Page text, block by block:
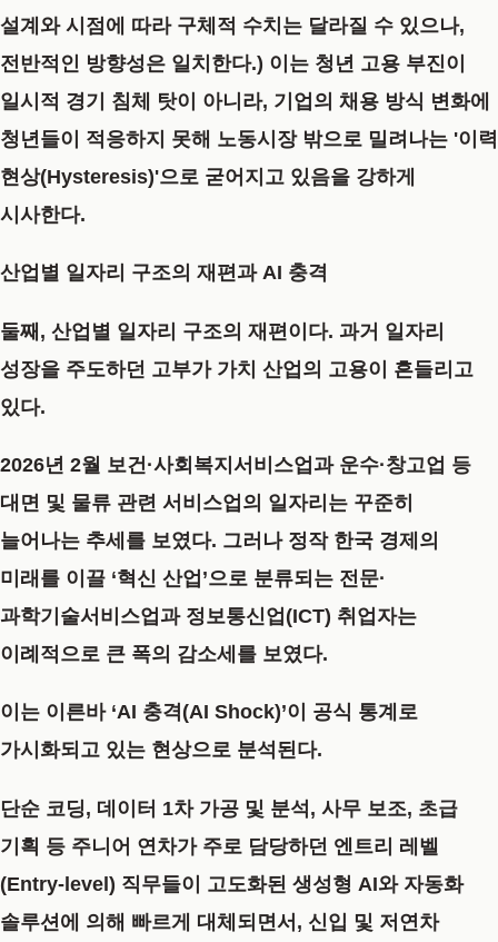
설계와 시점에 따라 구체적 수치는 달라질 수 있으나,
전반적인 방향성은 일치한다.) 이는 청년 고용 부진이
일시적 경기 침체 탓이 아니라, 기업의 채용 방식 변화에
청년들이 적응하지 못해 노동시장 밖으로 밀려나는 '이력
현상(Hysteresis)'으로 굳어지고 있음을 강하게
시사한다.
산업별 일자리 구조의 재편과 AI 충격
둘째, 산업별 일자리 구조의 재편이다. 과거 일자리
성장을 주도하던 고부가 가치 산업의 고용이 흔들리고
있다.
2026년 2월 보건·사회복지서비스업과 운수·창고업 등
대면 및 물류 관련 서비스업의 일자리는 꾸준히
늘어나는 추세를 보였다. 그러나 정작 한국 경제의
미래를 이끌 ‘혁신 산업’으로 분류되는 전문·
과학기술서비스업과 정보통신업(ICT) 취업자는
이례적으로 큰 폭의 감소세를 보였다.
이는 이른바 ‘AI 충격(AI Shock)’이 공식 통계로
가시화되고 있는 현상으로 분석된다.
단순 코딩, 데이터 1차 가공 및 분석, 사무 보조, 초급
기획 등 주니어 연차가 주로 담당하던 엔트리 레벨
(Entry-level) 직무들이 고도화된 생성형 AI와 자동화
솔루션에 의해 빠르게 대체되면서, 신입 및 저연차